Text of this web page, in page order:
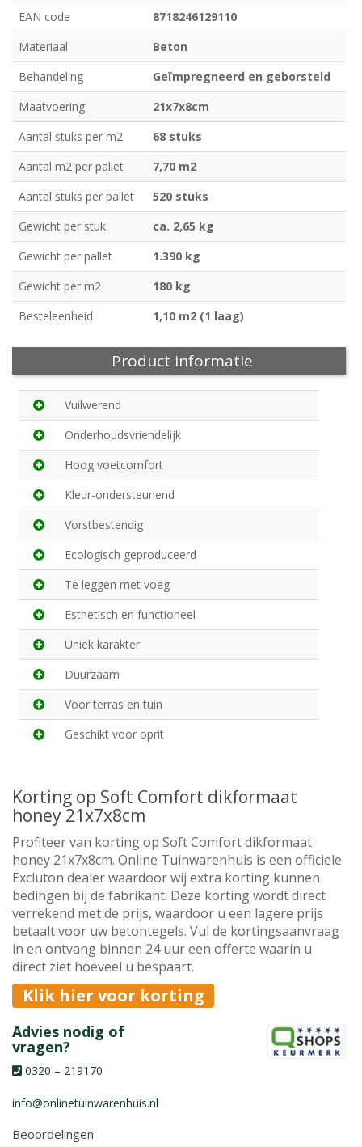
EAN code
8718246129110
Materiaal
Beton
Behandeling
Geïmpregneerd en geborsteld
Maatvoering
21x7x8cm
Aantal stuks per m2
68 stuks
Aantal m2 per pallet
7,70 m2
Aantal stuks per pallet
520 stuks
Gewicht per stuk
ca. 2,65 kg
Gewicht per pallet
1.390 kg
Gewicht per m2
180 kg
Besteleenheid
1,10 m2 (1 laag)
Product informatie
Vuilwerend
Onderhoudsvriendelijk
Hoog voetcomfort
Kleur-ondersteunend
Vorstbestendig
Ecologisch geproduceerd
Te leggen met voeg
Esthetisch en functioneel
Uniek karakter
Duurzaam
Voor terras en tuin
Geschikt voor oprit
Korting op Soft Comfort dikformaat
honey 21x7x8cm
Profiteer van korting op Soft Comfort dikformaat
honey 21x7x8cm. Online Tuinwarenhuis is een officiele
Excluton dealer waardoor wij extra korting kunnen
bedingen bij de fabrikant. Deze korting wordt direct
verrekend met de prijs, waardoor u een lagere prijs
betaalt voor uw betontegels. Vul de kortingsaanvraag
in en ontvang binnen 24 uur een offerte waarin u
direct ziet hoeveel u bespaart.
Klik hier voor korting
Advies nodig of
vragen?
0320 – 219170
info@onlinetuinwarenhuis.nl
Beoordelingen